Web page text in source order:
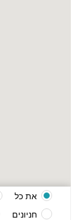
את כל
חניונים